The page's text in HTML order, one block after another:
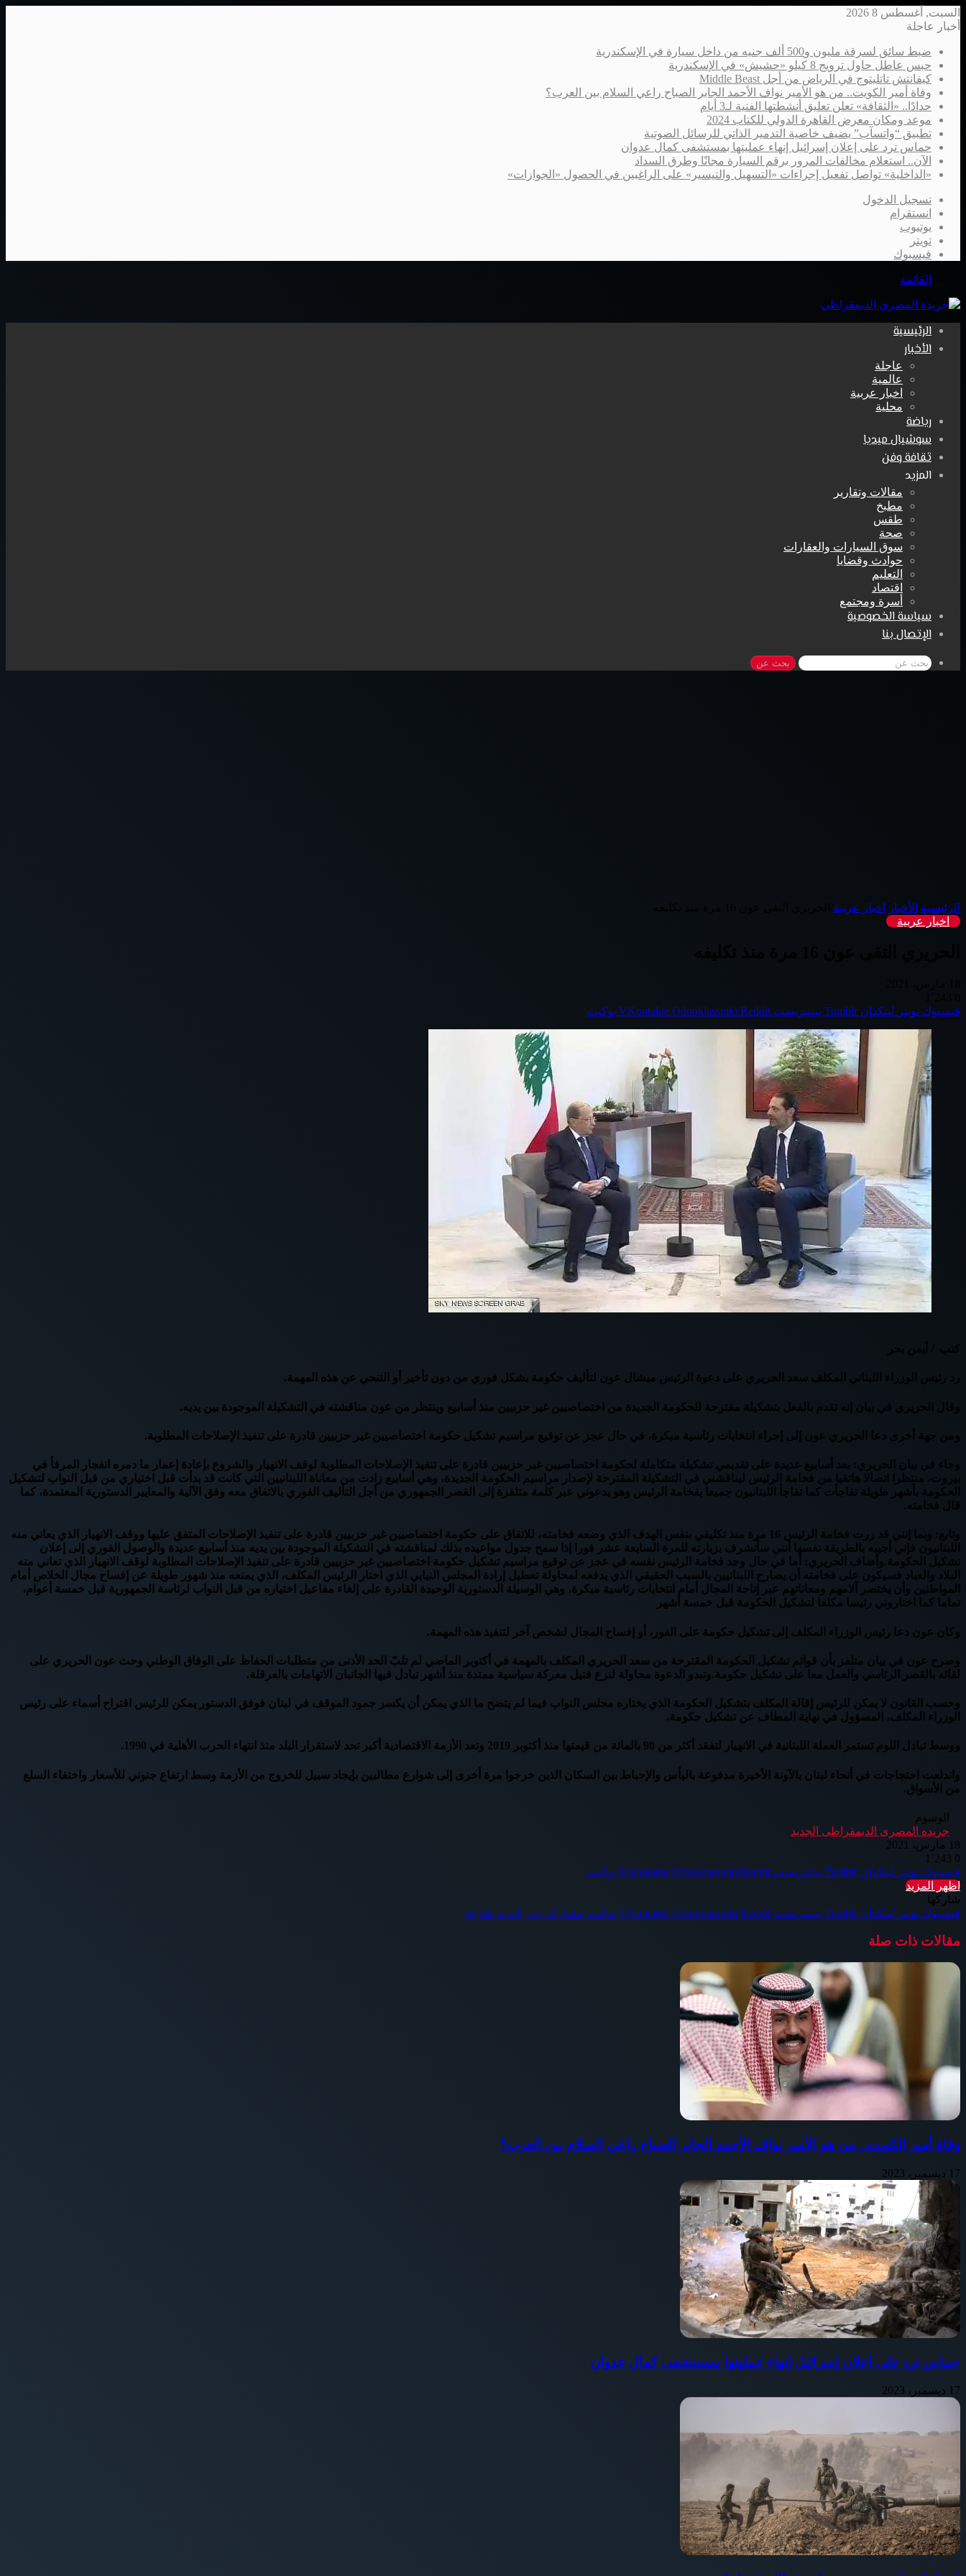
السبت, أغسطس 8 2026
أخبار عاجلة
ضبط سائق لسرقة مليون و500 ألف جنيه من داخل سيارة في الإسكندرية
حبس عاطل حاول ترويج 8 كيلو «حشيش» في الإسكندرية
كيفانتش تاتليتوج في الرياض من أجل Middle Beast
وفاة أمير الكويت.. من هو الأمير نواف الأحمد الجابر الصباح راعي السلام بين العرب؟
حدادًا.. «الثقافة» تعلن تعليق أنشطتها الفنية لـ3 أيام
موعد ومكان معرض القاهرة الدولي للكتاب 2024
تطبيق “واتسآب” يضيف خاصية التدمير الذاتي للرسائل الصوتية
حماس ترد على إعلان إسرائيل إنهاء عمليتها بمستشفى كمال عدوان
الآن.. استعلام مخالفات المرور برقم السيارة مجانًا وطرق السداد
«الداخلية» تواصل تفعيل إجراءات «التسهيل والتيسير» على الراغبين في الحصول «الجوازات»
تسجيل الدخول
انستقرام
يوتيوب
تويتر
فيسبوك
القائمة
الرئيسية
الأخبار
عاجلة
عالمية
اخبار عربية
محلية
رياضة
سوشيال ميديا
ثقافة وفن
المزيد
مقالات وتقارير
مطبخ
طقس
صحة
سوق السيارات والعقارات
حوادث وقضايا
التعليم
اقتصاد
أسرة ومجتمع
سياسة الخصوصية
الإتصال بنا
بحث عن
الرئيسية الأخبار اخبار عربية
اخبار عربية
فيسبوك تويتر لينكدإن بينتيريست Odnoklassniki بوكيت
رد رئيس الوزراء اللبناني المكلف سعد الحريري على دعوة الرئيس ميشال عون لتأليف حكومة بشكل فوري من دون تأخير أو التنحي عن هذه المهمة.
وقال الحريري في بيان إنه تقدم بالفعل بتشكيلة مقترحة للحكومة الجديدة من اختصاصيين غير حزبيين منذ أسابيع وينتظر من عون مناقشته في التشكيلة الموجودة بين يديه.
ومن جهة أخرى دعا الحريري عون إلى إجراء انتخابات رئاسية مبكرة، في حال عجز عن توقيع مراسيم تشكيل حكومة اختصاصيين غير حزبيين قادرة على تنفيذ الإصلاحات المطلوبة.
وجاء في بيان الحريري: بعد أسابيع عديدة على تقديمي تشكيلة متكاملة لحكومة اختصاصيين غير حزبيين قادرة على تنفيذ الإصلاحات المطلوبة لوقف الانهيار والشروع بإعادة إعمار ما دمره انفجار المرفأ في
بيروت، منتظرا اتصالا هاتفيا من فخامة الرئيس ليناقشني في التشكيلة المقترحة لإصدار مراسيم الحكومة الجديدة، وهي أسابيع زادت من معاناة اللبنانيين التي كانت قد بدأت قبل اختياري من قبل النواب لتشكيل
الحكومة بأشهر طويلة تفاجأت كما تفاجأ اللبنانيون جميعا بفخامة الرئيس وهو يدعوني عبر كلمة متلفزة إلى القصر الجمهوري من أجل التأليف الفوري بالاتفاق معه وفق الآلية والمعايير الدستورية المعتمدة، كما
قال فخامته.
وتابع: وبما إنني قد زرت فخامة الرئيس 16 مرة منذ تكليفي بنفس الهدف الذي وضعه فخامته، للاتفاق على حكومة اختصاصيين غير حزبيين قادرة على تنفيذ الإصلاحات المتفق عليها ووقف الانهيار الذي يعاني منه
اللبنانيون فإني أجيبه بالطريقة نفسها أنني سأتشرف بزيارته للمرة السابعة عشر فورا إذا سمح جدول مواعيده بذلك لمناقشته في التشكيلة الموجودة بين يديه منذ أسابيع عديدة والوصول الفوري إلى إعلان
تشكيل الحكومة.وأضاف الحريري: أما في حال وجد فخامة الرئيس نفسه في عجز عن توقيع مراسيم تشكيل حكومة اختصاصيين غير حزبيين قادرة على تنفيذ الإصلاحات المطلوبة لوقف الانهيار الذي تعاني منه
البلاد والعباد فسيكون على فخامته أن يصارح اللبنانيين بالسبب الحقيقي الذي يدفعه لمحاولة تعطيل إرادة المجلس النيابي الذي اختار الرئيس المكلف، الذي يمنعه منذ شهور طويلة عن إفساح مجال الخلاص أمام
المواطنين وأن يختصر آلامهم ومعاناتهم عبر إتاحة المجال أمام انتخابات رئاسية مبكرة، وهي الوسيلة الدستورية الوحيدة القادرة على إلغاء مفاعيل اختياره من قبل النواب لرئاسة الجمهورية قبل خمسة أعوام،
تماما كما اختاروني رئيسا مكلفا لتشكيل الحكومة قبل خمسة أشهر
وكان عون دعا رئيس الوزراء المكلف إلى تشكيل حكومة على الفور، أو إفساح المجال لشخص آخر لتنفيذ هذه المهمة.
وصرح عون في بيان متلفز بأن قوائم تشكيل الحكومة المقترحة من سعد الحريري المكلف بالمهمة في أكتوبر الماضي لم تلبّ الحد الأدنى من متطلبات الحفاظ على الوفاق الوطني وحث عون الحريري على
لقائه بالقصر الرئاسي والعمل معا على تشكيل حكومة.وتبدو الدعوة محاولة لنزع فتيل معركة سياسية ممتدة منذ أشهر تبادل فيها الجانبان الاتهامات بالعرقلة.
وحسب القانون لا يمكن للرئيس إقالة المكلف بتشكيل الحكومة الذي يختاره مجلس النواب فيما لم يتضح ما الذي يمكن أن يكسر جمود الموقف في لبنان فوفق الدستور يمكن للرئيس اقتراح أسماء على رئيس
الوزراء المكلف، المسؤول في نهاية المطاف عن تشكيل حكومة.
ووسط تبادل اللوم تستمر العملة اللبنانية في الانهيار لتفقد أكثر من 90 بالمائة من قيمتها منذ أكتوبر 2019 وتعد الأزمة الاقتصادية أكبر تحد لاستقرار البلد منذ انتهاء الحرب الأهلية في 1990.
واندلعت احتجاجات في أنحاء لبنان بالآونة الأخيرة مدفوعة باليأس والإحباط بين السكان الذين خرجوا مرة أخرى إلى شوارع مطالبين بإيجاد سبيل للخروج من الأزمة وسط ارتفاع جنوني للأسعار واختفاء السلع
من الأسواق.
الوسوم
جريده المصرى الديمقراطى الجديد
18 مارس، 2021
0
فيسبوك تويتر لينكدإن بينتيريست Odnoklassniki
بوكيت
اظهر المزيد
شاركها
فيسبوك تويتر لينكدإن بينتيريست Odnoklassniki بوكيت مشاركة عبر البريد طباعة
مقالات ذات صلة
وفاة أمير الكويت.. من هو الأمير نواف الأحمد الجابر الصباح راعي السلام بين العرب؟
17 ديسمبر، 2023
حماس ترد على إعلان إسرائيل إنهاء عمليتها بمستشفى كمال عدوان
17 ديسمبر، 2023